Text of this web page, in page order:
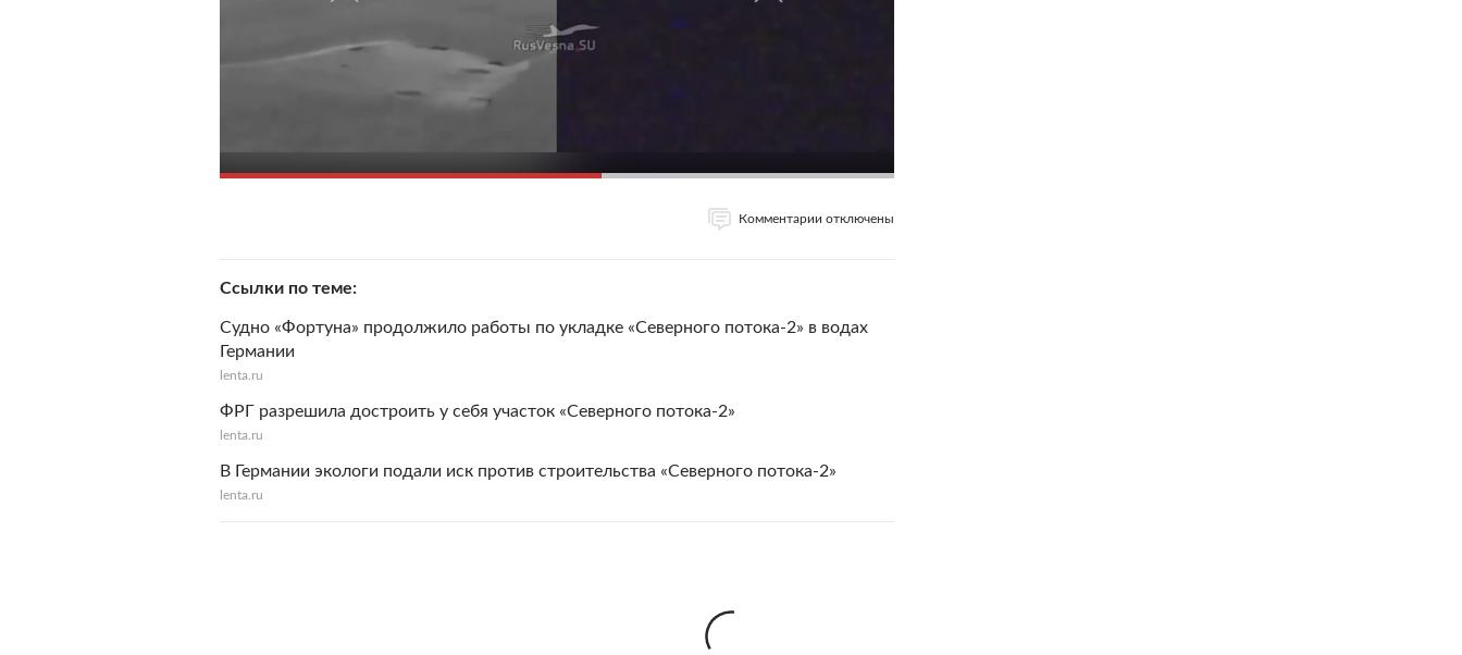
Комментарии отключены
Ссылки по теме
Судно «Фортуна» продолжило работы по укладке «Северного потока-2» в водах
Германии
lenta.ru
ФРГ разрешила достроить у себя участок «Северного потока-2»
lenta.ru
В Германии экологи подали иск против строительства «Северного потока-2»
lenta.ru